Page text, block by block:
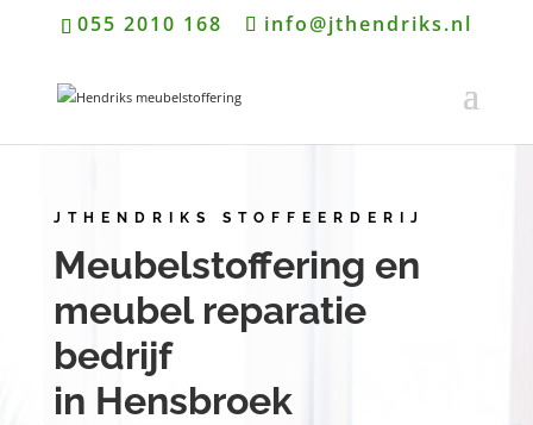
055 2010 168 info@jthendriks.nl
JTHENDRIKS STOFFEERDERIJ
Meubelstoffering en
meubel reparatie
bedrijf
in Hensbroek